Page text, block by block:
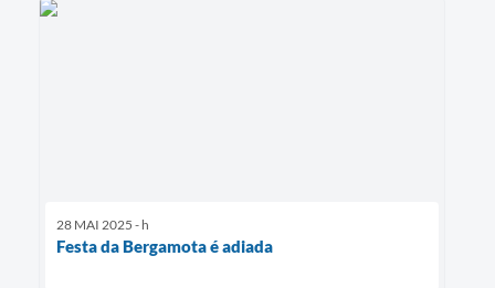
28 MAI 2025 - h
Festa da Bergamota é adiada